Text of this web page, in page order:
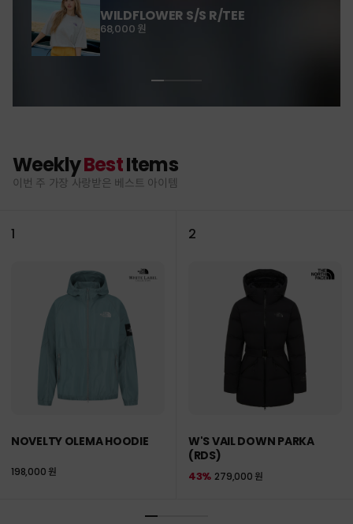
WILDFLOWER S/S R/TEE
68,000 원
WeeklyBestItems
이번 주 가장 사랑받은 베스트 아이템
1
NOVELTY OLEMA HOODIE
198,000 원
2
W'S VAIL DOWN PARKA
(RDS)
279,000 원
43%